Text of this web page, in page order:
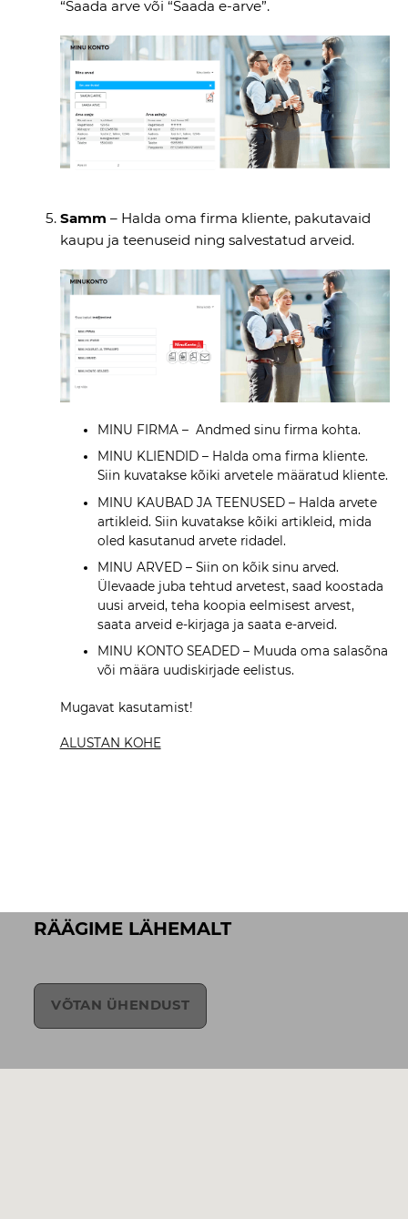
“Saada arve või “Saada e-arve”.
Samm – Halda oma firma kliente, pakutavaid
kaupu ja teenuseid ning salvestatud arveid.
MINU FIRMA – Andmed sinu firma kohta.
MINU KLIENDID – Halda oma firma kliente.
Siin kuvatakse kõiki arvetele määratud kliente.
MINU KAUBAD JA TEENUSED – Halda arvete
artikleid. Siin kuvatakse kõiki artikleid, mida
oled kasutanud arvete ridadel.
MINU ARVED – Siin on kõik sinu arved.
Ülevaade juba tehtud arvetest, saad koostada
uusi arveid, teha koopia eelmisest arvest,
saata arveid e-kirjaga ja saata e-arveid.
MINU KONTO SEADED – Muuda oma salasõna
või määra uudiskirjade eelistus.
Mugavat kasutamist!
ALUSTAN KOHE
RÄÄGIME LÄHEMALT
VÕTAN ÜHENDUST